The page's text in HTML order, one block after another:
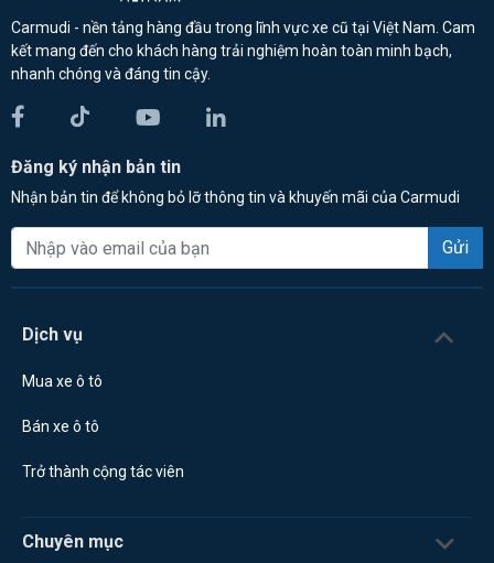
Carmudi - nền tảng hàng đầu trong lĩnh vực xe cũ tại Việt Nam. Cam
kết mang đến cho khách hàng trải nghiệm hoàn toàn minh bạch,
nhanh chóng và đáng tin cậy.
Đăng ký nhận bản tin
Nhận bản tin để không bỏ lỡ thông tin và khuyến mãi của Carmudi
Gửi
Dịch vụ
Mua xe ô tô
Bán xe ô tô
Trở thành cộng tác viên
Chuyên mục